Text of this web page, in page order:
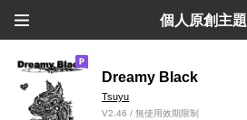
個人原創主題
Dreamy Black
Tsuyu
V2.46 / 無使用效期限制